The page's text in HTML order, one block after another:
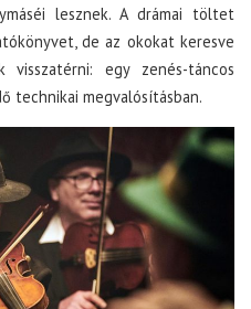
lesznek. A drámai töltet
de az okokat keresve
visszatérni: egy zenés-táncos
technikai megvalósításban.